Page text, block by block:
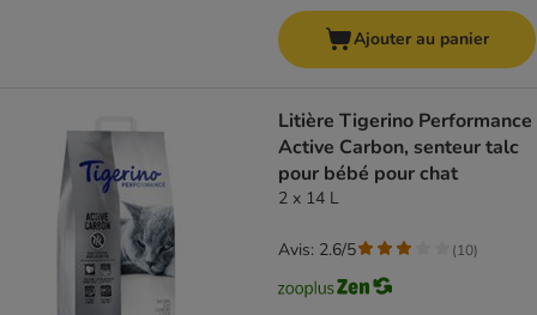
Ajouter au panier
Litière Tigerino Performance
Active Carbon, senteur talc
pour bébé pour chat
2 x 14 L
Avis: 2.6/5 (10)